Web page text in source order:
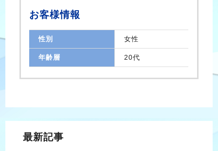
お客様情報
性別 女性
年齢層 20代
最新記事